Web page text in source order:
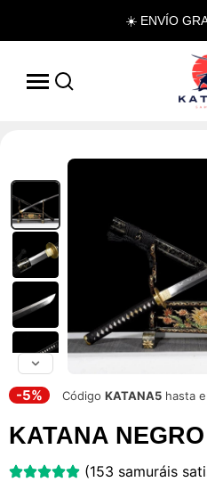
☀️ ENVÍO
-5% Código KATANA5 hasta
KATANA
(153 samuráis